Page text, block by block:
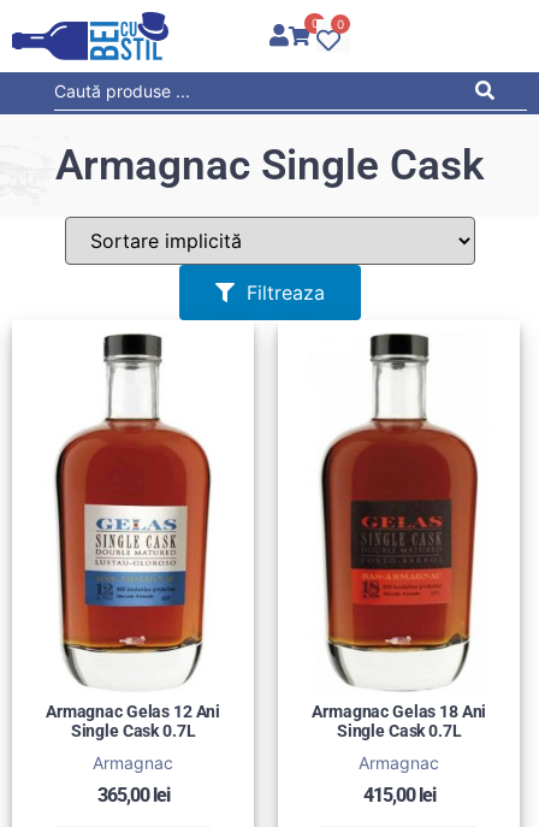
0 0
Armagnac Single Cask
Filtreaza
Armagnac Gelas 12 Ani
Single Cask 0.7L
Armagnac
365,00lei
Armagnac Gelas 18 Ani
Single Cask 0.7L
Armagnac
415,00lei